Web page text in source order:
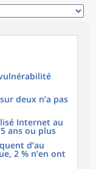
deux n’a pas
Internet au
ans ou plus
d’au
2 % n’en ont